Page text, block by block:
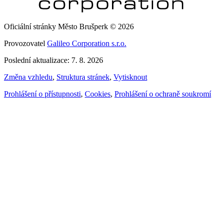
Oficiální stránky Město Brušperk © 2026
Provozovatel Galileo Corporation s.r.o.
Poslední aktualizace: 7. 8. 2026
Změna vzhledu, Struktura stránek, Vytisknout
Prohlášení o přístupnosti, Cookies, Prohlášení o ochraně soukromí